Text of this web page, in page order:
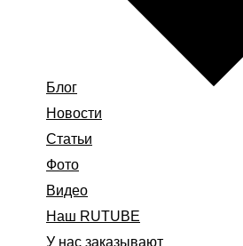
Блог
Новости
Статьи
Фото
Видео
Наш RUTUBE
У нас заказывают